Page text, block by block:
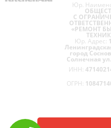
Юр.
С
«РЕМОНТ
Юр. Адрес:
город
Солнечная
ИНН:
ОГРН: